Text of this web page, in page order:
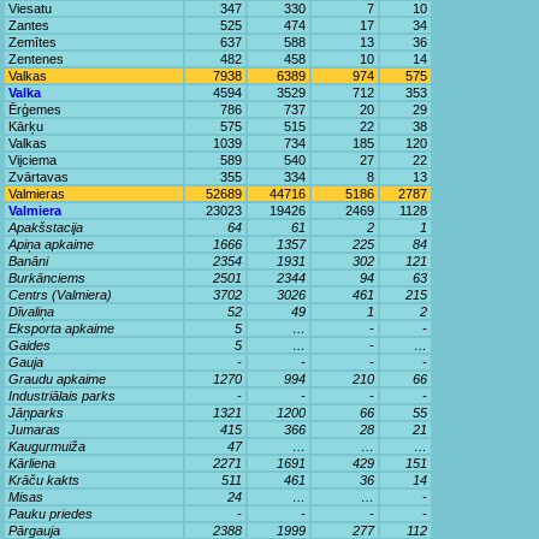
Viesatu
347 330 7
10
Zantes
525 474 17
34
Zemītes
637 588 13
36
Zentenes
482 458 10
14
Valkas
7938 6389 974
575
Valka
4594 3529 712
353
Ērģemes
786 737 20
29
Kārķu
575 515 22
38
Valkas
1039 734 185
120
Vijciema
589 540 27
22
Zvārtavas
355 334 8
13
Valmieras
52689 44716 5186
2787
Valmiera
23023 19426 2469
1128
Apakšstacija
64 61 2
1
Apiņa apkaime
1666 1357 225
84
Banāni
2354 1931 302
121
Burkānciems
2501 2344 94
63
Centrs (Valmiera)
3702 3026 461
215
Dīvaliņa
52 49 1
2
Eksporta apkaime
5 … -
-
Gaides
5 … -
…
Gauja
- - -
-
Graudu apkaime
1270 994 210
66
Industriālais parks
- - -
-
Jāņparks
1321 1200 66
55
Jumaras
415 366 28
21
Kaugurmuiža
47 … …
…
Kārliena
2271 1691 429
151
Krāču kakts
511 461 36
14
Misas
24 … …
-
Pauku priedes
- - -
-
Pārgauja
2388 1999 277
112